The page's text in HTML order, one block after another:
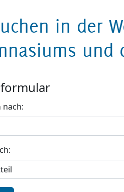
in der
und
nach: